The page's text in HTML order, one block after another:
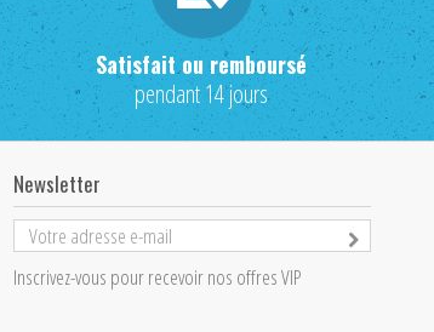
Satisfait ou remboursé
pendant 14 jours
Newsletter
Inscrivez-vous pour recevoir nos offres VIP